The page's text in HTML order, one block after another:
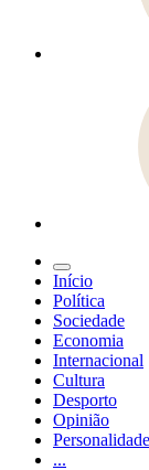
Início
Política
Sociedade
Economia
Internacional
Cultura
Desporto
Opinião
...